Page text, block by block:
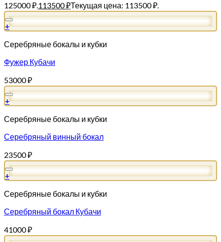
125000 ₽.113500₽Текущая цена: 113500 ₽.
+
Серебряные бокалы и кубки
Фужер Кубачи
53000₽
+
Серебряные бокалы и кубки
Серебряный винный бокал
23500₽
+
Серебряные бокалы и кубки
Серебряный бокал Кубачи
41000₽